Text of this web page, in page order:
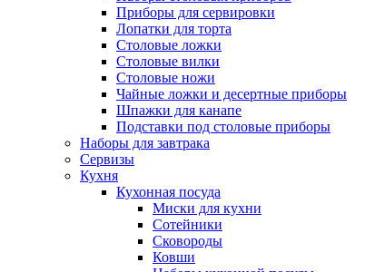
Приборы для сервировки
Лопатки для торта
Столовые ложки
Столовые вилки
Столовые ножи
Чайные ложки и десертные приборы
Шпажки для канапе
Подставки под столовые приборы
Наборы для завтрака
Сервизы
Кухня
Кухонная посуда
Миски для кухни
Сотейники
Сковороды
Ковши